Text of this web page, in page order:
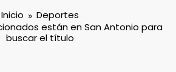
Inicio
Deportes
están en San Antonio para
buscar el título